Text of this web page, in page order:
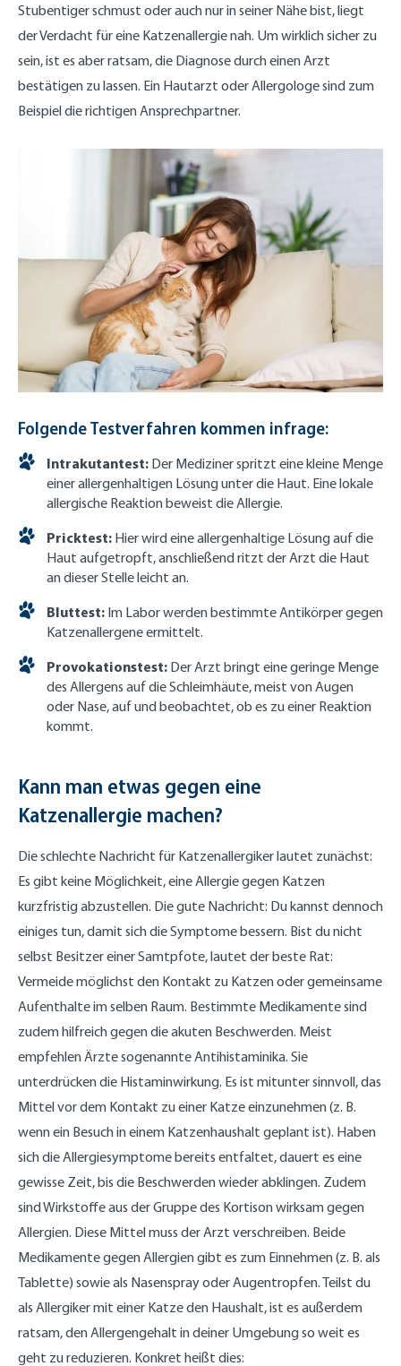
Stubentiger schmust oder auch nur in seiner Nähe bist, liegt
der Verdacht für eine Katzenallergie nah. Um wirklich sicher zu
sein, ist es aber ratsam, die Diagnose durch einen Arzt
bestätigen zu lassen. Ein Hautarzt oder Allergologe sind zum
Beispiel die richtigen Ansprechpartner.
Folgende Testverfahren kommen infrage:
Intrakutantest: Der Mediziner spritzt eine kleine Menge
einer allergenhaltigen Lösung unter die Haut. Eine lokale
allergische Reaktion beweist die Allergie.
Pricktest: Hier wird eine allergenhaltige Lösung auf die
Haut aufgetropft, anschließend ritzt der Arzt die Haut
an dieser Stelle leicht an.
Bluttest: Im Labor werden bestimmte Antikörper gegen
Katzenallergene ermittelt.
Provokationstest: Der Arzt bringt eine geringe Menge
des Allergens auf die Schleimhäute, meist von Augen
oder Nase, auf und beobachtet, ob es zu einer Reaktion
kommt.
Kann man etwas gegen eine
Katzenallergie machen?
Die schlechte Nachricht für Katzenallergiker lautet zunächst:
Es gibt keine Möglichkeit, eine Allergie gegen Katzen
kurzfristig abzustellen. Die gute Nachricht: Du kannst dennoch
einiges tun, damit sich die Symptome bessern. Bist du nicht
selbst Besitzer einer Samtpfote, lautet der beste Rat:
Vermeide möglichst den Kontakt zu Katzen oder gemeinsame
Aufenthalte im selben Raum. Bestimmte Medikamente sind
zudem hilfreich gegen die akuten Beschwerden. Meist
empfehlen Ärzte sogenannte Antihistaminika. Sie
unterdrücken die Histaminwirkung. Es ist mitunter sinnvoll, das
Mittel vor dem Kontakt zu einer Katze einzunehmen (z. B.
wenn ein Besuch in einem Katzenhaushalt geplant ist). Haben
sich die Allergiesymptome bereits entfaltet, dauert es eine
gewisse Zeit, bis die Beschwerden wieder abklingen. Zudem
sind Wirkstoffe aus der Gruppe des Kortison wirksam gegen
Allergien. Diese Mittel muss der Arzt verschreiben. Beide
Medikamente gegen Allergien gibt es zum Einnehmen (z. B. als
Tablette) sowie als Nasenspray oder Augentropfen. Teilst du
als Allergiker mit einer Katze den Haushalt, ist es außerdem
ratsam, den Allergengehalt in deiner Umgebung so weit es
geht zu reduzieren. Konkret heißt dies: